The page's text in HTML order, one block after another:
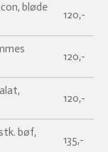
bløde
120,-
120,-
120,-
bøf,
135,-